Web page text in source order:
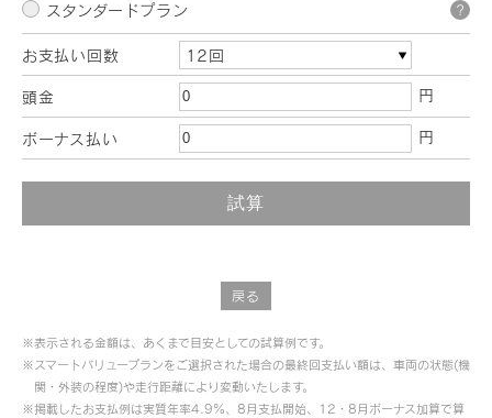
スタンダードプラン ?
お支払い回数 12回
頭金 円
ボーナス払い 円
戻る
※表示される金額は、あくまで目安としての試算例です。
※スマートバリュープランをご選択された場合の最終回支払い額は、車両の状態(機
関・外装の程度)や走行距離により変動いたします。
※掲載したお支払例は実質年率4.9％、8月支払開始、12・8月ボーナス加算で算